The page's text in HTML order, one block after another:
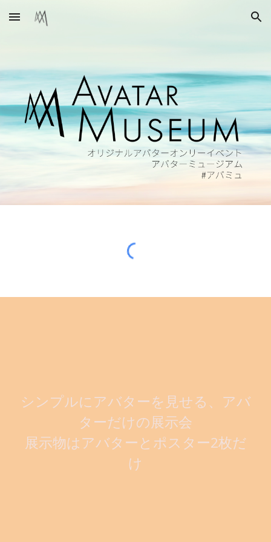
Skip to main content Skip to navigation
シンプルにアバターを見せる、アバ
ターだけの展示会
展示物はアバターとポスター2枚だ
け